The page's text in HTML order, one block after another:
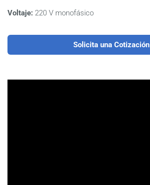
Voltaje: 220 V monofásico
Solicita una Cotización